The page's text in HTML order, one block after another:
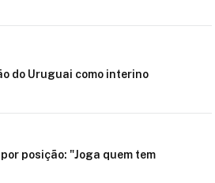
do Uruguai como interino
posição: "Joga quem tem